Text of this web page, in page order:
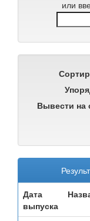
или
Вывести на
Дата
выпуска